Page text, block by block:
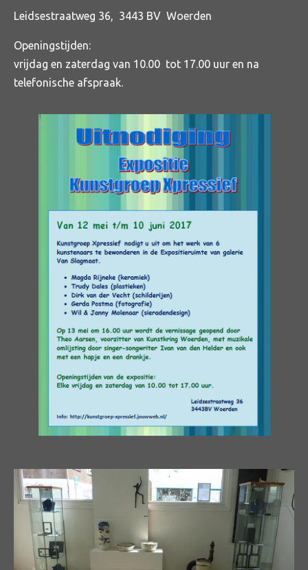
Leidsestraatweg 36, 3443 BV Woerden
Openingstijden:
vrijdag en zaterdag van 10.00 tot 17.00 uur en na
telefonische afspraak.